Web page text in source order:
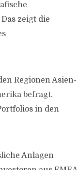
zeigt die
Regionen Asien-
befragt.
in den
Anlagen